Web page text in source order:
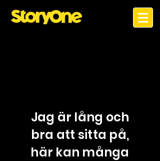
Jag är lång och
bra att sitta på,
här kan många